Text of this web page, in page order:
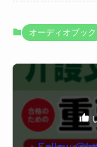
オーディオブック